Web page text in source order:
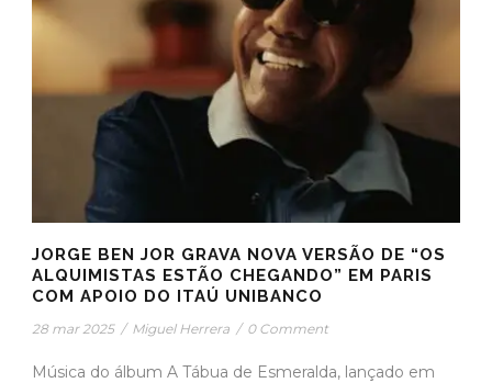
JORGE BEN JOR GRAVA NOVA VERSÃO DE “OS
ALQUIMISTAS ESTÃO CHEGANDO” EM PARIS
COM APOIO DO ITAÚ UNIBANCO
28 mar 2025 / Miguel Herrera / 0 Comment
Música do álbum A Tábua de Esmeralda, lançado em